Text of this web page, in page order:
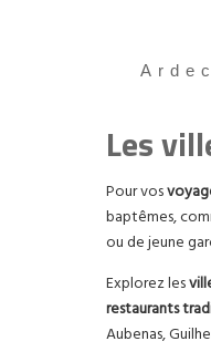
Les
Pour vos
baptêmes,
ou de jeune
Explorez les
restaurants
Aubenas,